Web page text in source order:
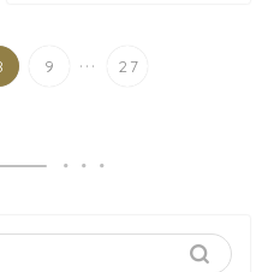
9 ... 27